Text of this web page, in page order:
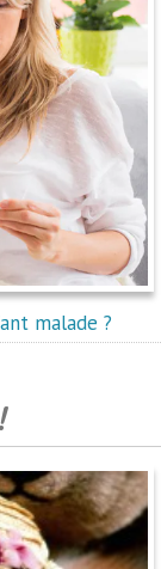
malade ?